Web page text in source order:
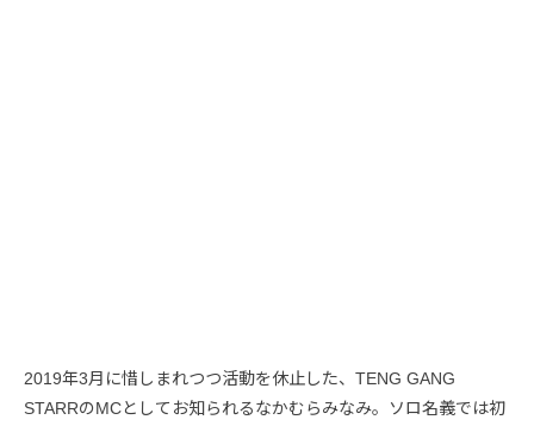
2019年3月に惜しまれつつ活動を休止した、TENG GANG
STARRのMCとしてお知られるなかむらみなみ。ソロ名義では初